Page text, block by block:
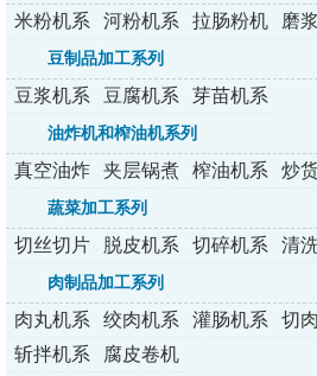
米粉机系
列
河粉机系
列
拉肠粉机
磨
豆制品加工系列
豆浆机系
列
豆腐机系
列
芽苗机系
油炸机和榨油机系列
真空油炸
机
夹层锅煮
锅
榨油机系
炒
蔬菜加工系列
切丝切片
切丁机
脱皮机系
列
切碎机系
清
肉制品加工系列
肉丸机系
列
绞肉机系
列
灌肠机系
切
斩拌机系
腐皮卷机